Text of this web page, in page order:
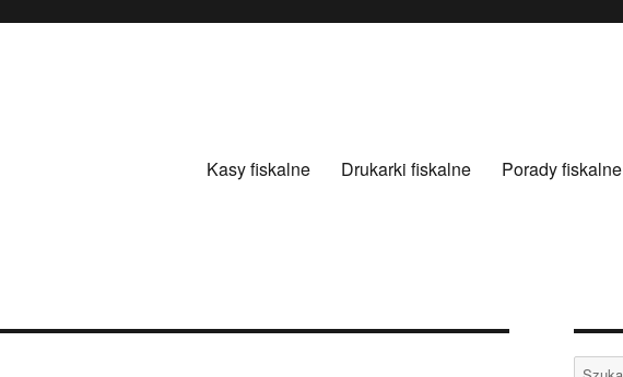
Kasy fiskalne Drukarki fiskalne Porady fiskalne
Szukaj: